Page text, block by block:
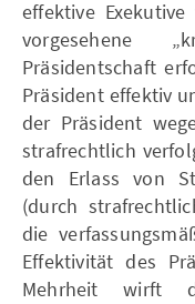
effektive
vorgesehene
Präsidentschaft
Präsident effektiv
der Präsident
strafrechtlich
den Erlass von
(durch
die
Effektivität des
Mehrheit wirft